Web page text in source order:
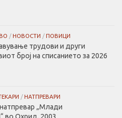
/НОВОСТИ /ПОВИЦИ
трудови и други
број на списанието за 2026
/НАТПРЕВАРИ
„Млади